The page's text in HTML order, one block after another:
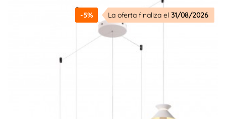
-5% La oferta finaliza el 31/08/2026